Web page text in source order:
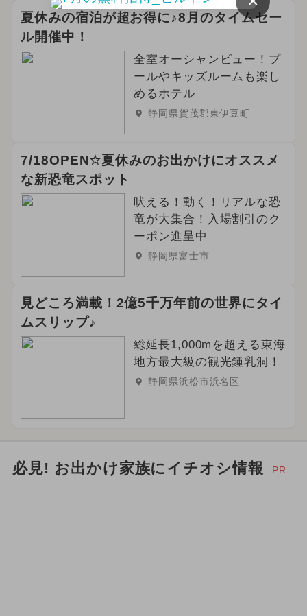
夏休みの宿泊が超お得に♪8月のタイムセー
ル開催中！
全室オーシャンビュー！プ
ールやキッズルームも楽し
めるホテル
静岡県賀茂郡東伊豆町
7/18OPEN☆夏休みのお出かけにオススメ
な新恐竜スポット
吠える！動く！リアルな恐
竜が大集合！入場割引のク
ーポン進呈中
静岡県富士市
見どころ満載！2億5千万年前の世界にタイ
ムスリップ♪
総延長1,000mを超える東海
地方最大級の観光鍾乳洞！
静岡県浜松市浜名区
必見! お出かけ家族にイチオシ情報 PR